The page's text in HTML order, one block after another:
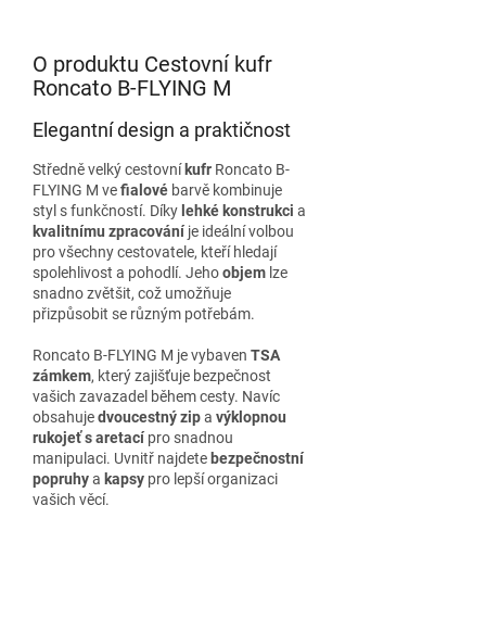
O produktu Cestovní kufr
Roncato B-FLYING M
Elegantní design a praktičnost
Středně velký cestovní kufr Roncato B-
FLYING M vefialové barvě kombinuje
styl s funkčností. Díky lehké konstrukci a
kvalitnímu zpracování je ideální volbou
pro všechny cestovatele, kteří hledají
spolehlivost a pohodlí. Jehoobjem lze
snadno zvětšit, což umožňuje
přizpůsobit se různým potřebám.
Roncato B-FLYING M je vybaven TSA
zámkem, který zajišťuje bezpečnost
vašich zavazadel během cesty. Navíc
obsahujedvoucestný zipa výklopnou
rukojeť s aretací pro snadnou
manipulaci. Uvnitř najdete bezpečnostní
popruhya kapsy pro lepší organizaci
vašich věcí.